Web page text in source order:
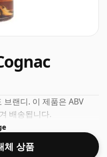
랜디. 이 제품은 ABV
배송됩니다.
체 상품